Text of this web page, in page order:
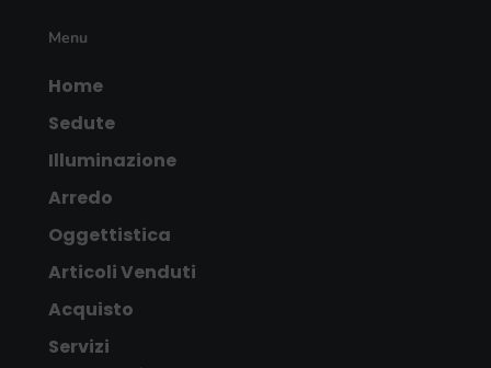
Menu
Home
Sedute
Illuminazione
Arredo
Oggettistica
Articoli Venduti
Acquisto
Servizi